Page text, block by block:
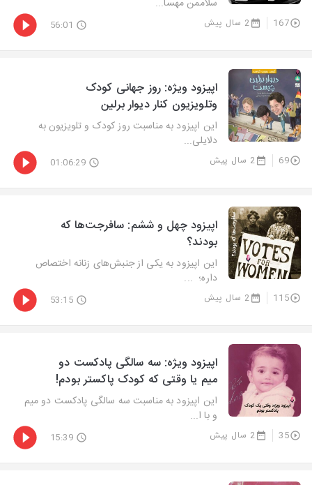
سلاممن مهسا...
167 2 سال پیش 56:01
اپیزود ویژه: روز جهانی کودک
وتلویزیون کنار دیوار برلین
این اپیزود به مناسبت روز کودک و تلویزیون به
دلایلی...
69 2 سال پیش 01:06:29
اپیزود چهل و ششم: سافرجت‌ها که
بودند؟
این اپیزود به یکی از جنبش‌های زنانه اختصاص
داره؛ ...
115 2 سال پیش 53:15
اپیزود ویژه: سه سالگی پادکست دو
میم یا وقتی که کودک پاکستر بودم!
این اپیزود به مناسبت سه سالگی پادکست دو میم
و با ا...
35 2 سال پیش 15:39